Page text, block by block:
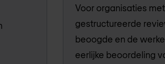
Voor organisaties
gestructureerde
beoogde en de
eerlijke beoordeling